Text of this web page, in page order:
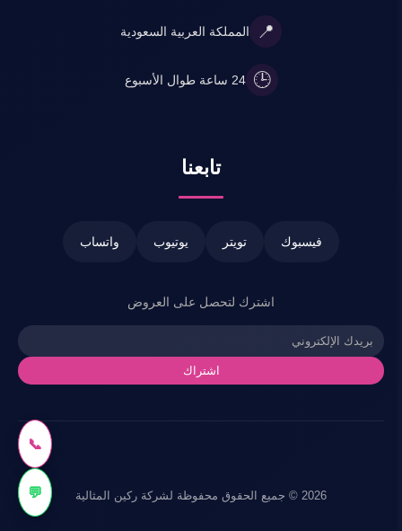
📍 المملكة العربية السعودية
🕒 24 ساعة طوال الأسبوع
تابعنا
فيسبوك تويتر يوتيوب واتساب
اشترك لتحصل على العروض
اشتراك
2026 © جميع الحقوق محفوظة لشركة ركين المثالية
📞
💬